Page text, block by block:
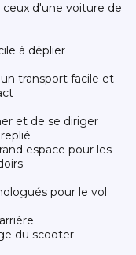
d'une voiture de
à déplier
transport facile et
et de se diriger
espace pour les
pour le vol
du scooter